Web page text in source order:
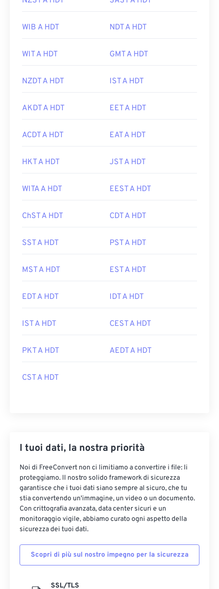
WIB A HDT NDT A HDT
WIT A HDT GMT A HDT
NZDT A HDT IST A HDT
AKDT A HDT EET A HDT
ACDT A HDT EAT A HDT
HKT A HDT JST A HDT
WITA A HDT EEST A HDT
ChST A HDT CDT A HDT
SST A HDT PST A HDT
MST A HDT EST A HDT
EDT A HDT IDT A HDT
IST A HDT CEST A HDT
PKT A HDT AEDT A HDT
CST A HDT
I tuoi dati, la nostra priorità
Noi di FreeConvert non ci limitiamo a convertire i file: li
proteggiamo. Il nostro solido framework di sicurezza
garantisce che i tuoi dati siano sempre al sicuro, che tu
stia convertendo un'immagine, un video o un documento.
Con crittografia avanzata, data center sicuri e un
monitoraggio vigile, abbiamo curato ogni aspetto della
sicurezza dei tuoi dati.
Scopri di più sul nostro impegno per la sicurezza
SSL/TLS